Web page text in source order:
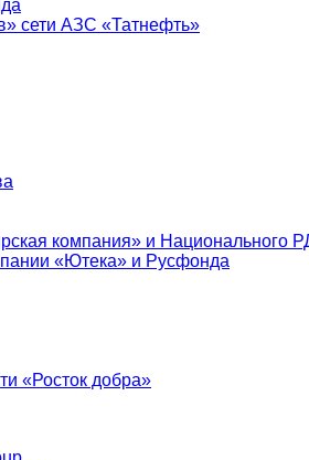
сети АЗС «Татнефть»
компания» и Национального
«Ютека» и Русфонда
«Росток добра»